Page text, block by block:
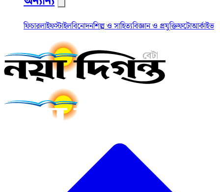
ফিচারলাইফস্টাইলবিনোদনশিল্প ও সাহিত্যবিজ্ঞান ও প্রযুক্তিফটোআর্কাইভ